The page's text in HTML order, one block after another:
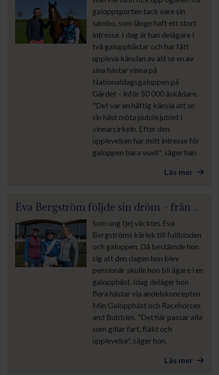
galoppsporten tack vare sin
sambo, som länge haft ett stort
intresse. I dag är han delägare i
två galopphästar och har fått
uppleva känslan av att se en av
sina hästar vinna på
Nationaldagsgaloppen på
Gärdet – inför 50 000 åskådare.
"Det var en häftig känsla att se
sin häst möta publikjublet i
vinnarcirkeln. Efter den
upplevelsen har mitt intresse för
galoppen bara vuxit", säger han.
Läs mer
Eva Bergström följde sin dröm – från galoppintresserad tjej till delägare i flera hästar
Som ung tjej väcktes Eva
Bergströms kärlek till fullbloden
och galoppen. Då bestämde hon
sig att den dagen hon blev
pensionär skulle hon bli ägare i en
galopphäst. Idag deläger hon
flera hästar via andelskoncepten
Min Galopphäst och Racehorces
and Bubbles. "Det här passar alla
som gillar fart, fläkt och
upplevelse", säger hon.
Läs mer